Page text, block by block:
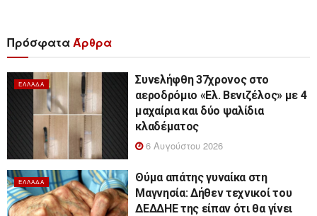
ΠρόσφαταΆρθρα
ΕΛΛΆΔΑ
Συνελήφθη 37χρονος στο
αεροδρόμιο «Ελ. Βενιζέλος» με 4
μαχαίρια και δύο ψαλίδια
κλαδέματος
6 Αυγούστου 2026
ΕΛΛΆΔΑ
Θύμα απάτης γυναίκα στη
Μαγνησία: Δήθεν τεχνικοί του
ΔΕΔΔΗΕ της είπαν ότι θα γίνει